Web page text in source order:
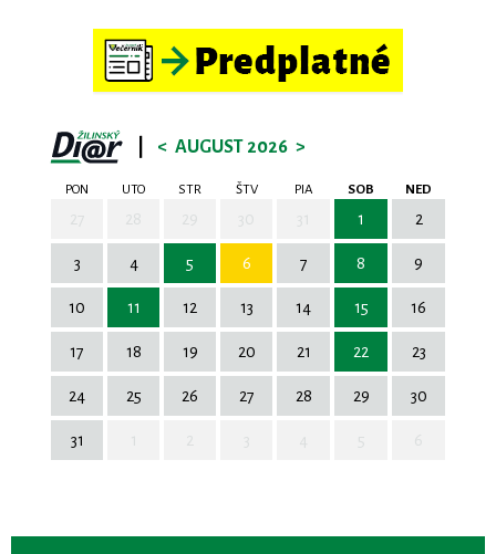
< AUGUST 2026 >
PON UTO STR ŠTV PIA SOB NED
1 2
3 4 5 6 7 8 9
10 11 12 13 14 15 16
17 18 19 20 21 22 23
24 25 26 27 28 29 30
31